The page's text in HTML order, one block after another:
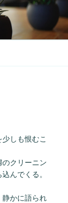
しも恨むこ
のクリーニン
んでくる。
静かに語られ